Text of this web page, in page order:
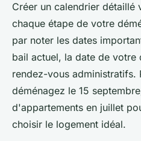
Créer un calendrier détaillé
chaque étape de votre
par noter les dates
bail actuel, la date de votre
rendez-vous administratifs.
déménagez le 15
d'appartements en juillet
choisir le logement idéal.